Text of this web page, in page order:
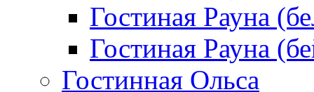
Гостиная Рауна
Гостиная Рауна
Гостинная Ольса